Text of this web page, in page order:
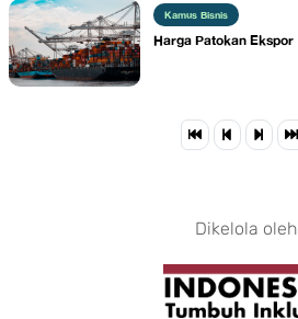
Kamus Bisnis
​Harga Patokan Ekspor
Dikelola oleh